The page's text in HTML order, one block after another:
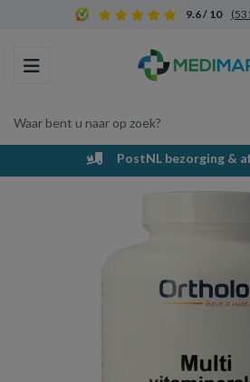
9.6 / 10
Toggle navigation
Waar bent u naar op zoek?
Winkelwagen
Uw winkelwagen
PostNL bezorging &